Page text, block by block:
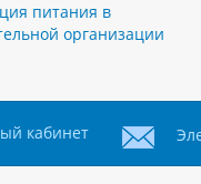
питания в
организации
кабинет